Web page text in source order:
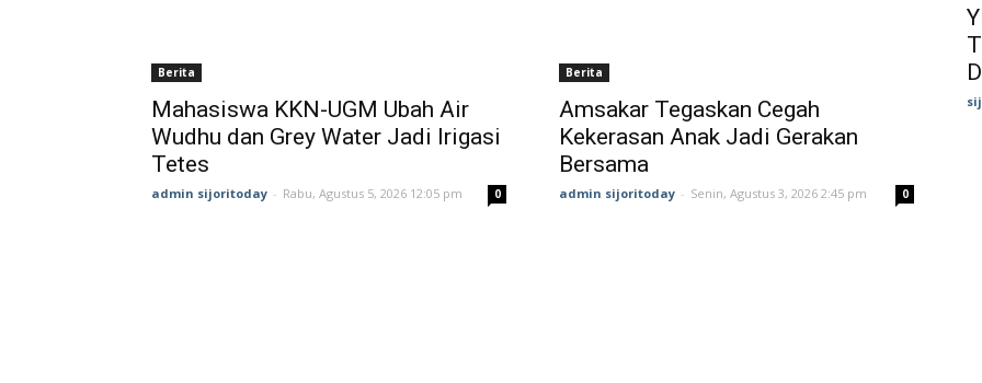
Berita
Mahasiswa KKN-UGM Ubah Air
Wudhu dan Grey Water Jadi Irigasi
Tetes
admin sijoritoday - Rabu, Agustus 5, 2026 12:05 pm 0
Berita
Amsakar Tegaskan Cegah
Kekerasan Anak Jadi Gerakan
Bersama
admin sijoritoday - Senin, Agustus 3, 2026 2:45 pm 0